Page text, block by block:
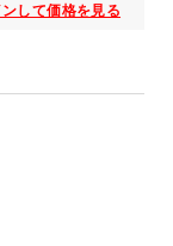
ンして価格を見る